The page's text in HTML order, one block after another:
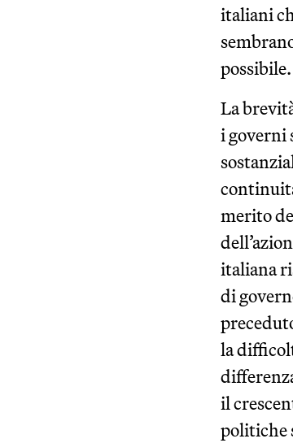
italiani
possibile.
La
i governi
merito
italiana
di
la
il
politiche